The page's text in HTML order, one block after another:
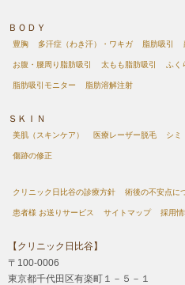
ＢＯＤＹ
豊胸 多汗症（わき汗）・ワキガ 脂肪吸引
お腹・腰周り脂肪吸引 太もも脂肪吸引 ふく
脂肪吸引モニター 脂肪溶解注射
ＳＫＩＮ
美肌（スキンケア） 医療レーザー脱毛 シミ
傷跡の修正
クリニック日比谷の診療方針 術後の不安点に
患者様 お送りサービス サイトマップ 採用情
【クリニック日比谷】
〒100-0006
東京都千代田区有楽町１－５－１